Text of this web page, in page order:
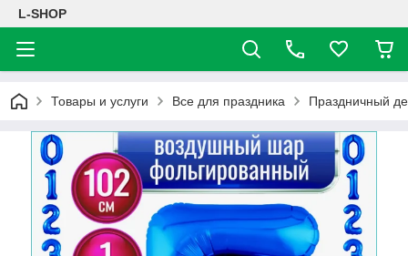
L-SHOP
Товары и услуги Все для праздника Праздничный